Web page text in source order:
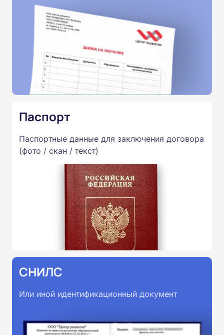
Паспорт
Паспортные данные для заключения договора
(фото / скан / текст)
СНИЛС
Или иной идентификационный документ